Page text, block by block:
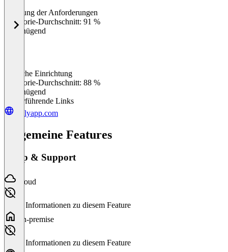
Erfüllung der Anforderungen
Kategorie-Durchschnitt: 91 %
Ungenügend
Einfache Einrichtung
Kategorie-Durchschnitt: 88 %
Ungenügend
Weiterführende Links
owlyapp.com
Allgemeine Features
Setup & Support
Cloud
Keine Informationen zu diesem Feature
On-premise
Keine Informationen zu diesem Feature